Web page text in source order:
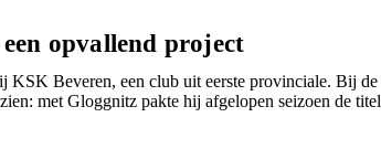
opvallend project
KSK Beveren, een club uit eerste provinciale. Bij de
met Gloggnitz pakte hij afgelopen seizoen de titel